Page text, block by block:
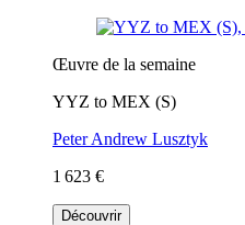
Œuvre de la semaine
YYZ to MEX (S)
Peter Andrew Lusztyk
1 623 €
Découvrir